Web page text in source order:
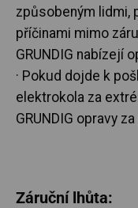
způsobeným lidmi,
příčinami mimo
GRUNDIG nabízejí
· Pokud dojde k
elektrokola za
GRUNDIG opravy
Záruční lhůta: